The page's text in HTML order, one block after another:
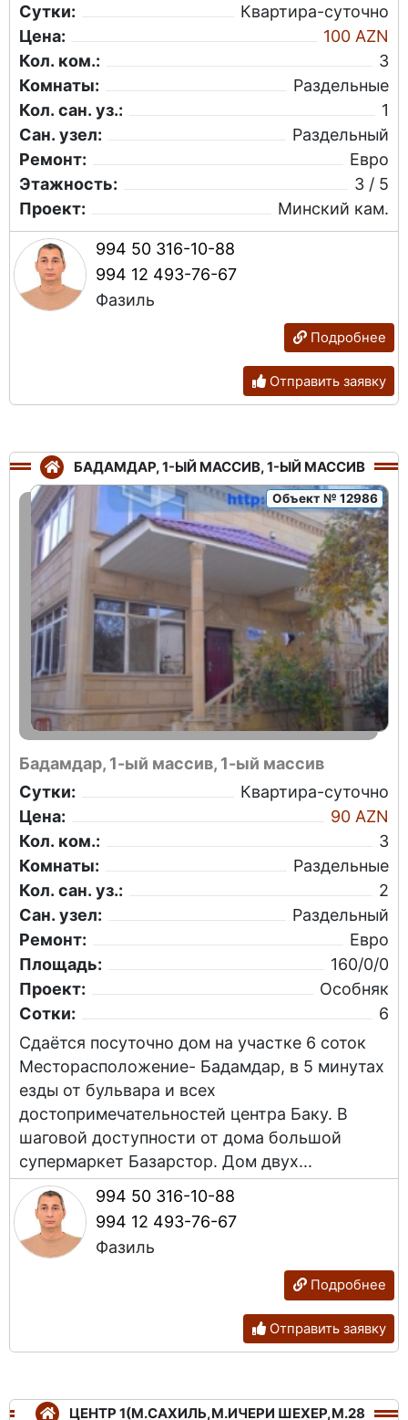
Сутки:
Квартира-суточно
Цена:
100 AZN
Кол. ком.:
3
Комнаты:
Раздельные
Кол. сан. уз.:
1
Сан. узел:
Раздельный
Ремонт:
Евро
Этажность:
3 / 5
Проект:
Минский кам.
994 50 316-10-88
994 12 493-76-67
Фазиль
Подробнее
Отправить заявку
БАДАМДАР, 1-ЫЙ МАССИВ, 1-ЫЙ МАССИВ
Объект № 12986
Бадамдар, 1-ый массив, 1-ый массив
Сутки:
Квартира-суточно
Цена:
90 AZN
Кол. ком.:
3
Комнаты:
Раздельные
Кол. сан. уз.:
2
Сан. узел:
Раздельный
Ремонт:
Евро
Площадь:
160/0/0
Проект:
Особняк
Сотки:
6
Сдаётся посуточно дом на участке 6 соток
Месторасположение- Бадамдар, в 5 минутах
езды от бульвара и всех
достопримечательностей центра Баку. В
шаговой доступности от дома большой
супермаркет Базарстор. Дом двух...
994 50 316-10-88
994 12 493-76-67
Фазиль
Подробнее
Отправить заявку
ЦЕНТР 1(М.САХИЛЬ,М.ИЧЕРИ ШЕХЕР,М.28